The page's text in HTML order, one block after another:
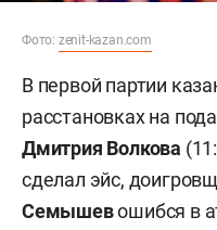
Фото: zenit-kazan.com
В первой партии
расстановках на
Дмитрия Волкова (
сделал эйс,
Семышевошибся в